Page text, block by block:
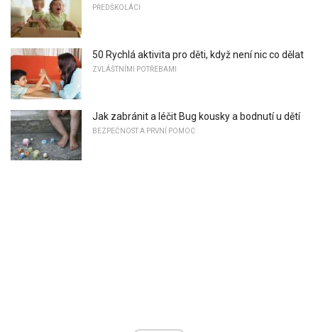
PŘEDŠKOLÁCI
50 Rychlá aktivita pro děti, když není nic co dělat
ZVLÁŠTNÍMI POTŘEBAMI
Jak zabránit a léčit Bug kousky a bodnutí u dětí
BEZPEČNOST A PRVNÍ POMOC